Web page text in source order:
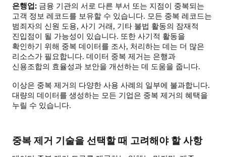
은행업: 금융 기관의 서로 다른 부서 또는 지점이 중복되는
고객 정보 레코드를 보유할 수 있습니다. 모든 중복 레코드는
범죄자의 신원 도용, 사기 거래, 기타 불법 활동의 잠재적
진입점이 될 가능성이 있습니다. 또한 사기적 활동을
확인하기 위해 중복 데이터를 조사, 처리하는 데는 더 많은
리소스가 필요합니다. 데이터 중복 제거는 은행과
신용조합의 효율성과 보안을 개선하는 데 도움을 줍니다.
이상은 중복 제거의 다양한 사용 사례의 일부에 불과합니다.
대량의 데이터를 생성하는 모든 기업은 중복 제거의 혜택을
누릴 수 있습니다.
중복 제거 기술을 선택할 때 고려해야 할 사항